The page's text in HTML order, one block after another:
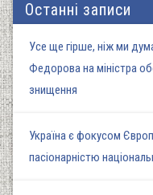
Останні записи
Усе ще гірше, ніж ми
Федорова на міністра
знищення
Україна є фокусом
пасіонарністю